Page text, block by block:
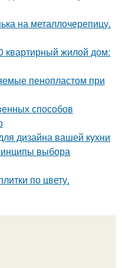
на металлочерепицу.
квартирный жилой дом:
пенопластом при
способов
дизайна вашей кухни
выбора
по цвету.